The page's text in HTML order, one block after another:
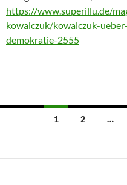
https://www.superillu.de/
kowalczuk/kowalczuk-
demokratie-2555
Beitragsnavigation
1 2 …